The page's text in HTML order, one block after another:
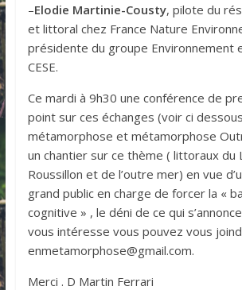
–Elodie Martinie-Cousty, pilote du
et littoral chez France Nature
présidente du groupe Environnement
CESE.
Ce mardi à 9h30 une conférence de
point sur ces échanges (voir ci
métamorphose et métamorphose
un chantier sur ce thème ( littoraux du
Roussillon et de l’outre mer) en vue
grand public en charge de forcer la «
cognitive » , le déni de ce qui
vous intéresse vous pouvez vous
enmetamorphose@gmail.com.
Merci . D Martin Ferrari